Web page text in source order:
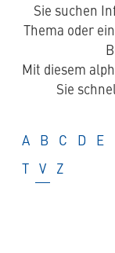
Sie suchen
Thema oder
Mit diesem
Sie
Glossar
A Glossar
B Glossar
C D E
Glossar
T Glossar
V Glossar
Z